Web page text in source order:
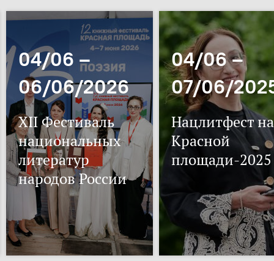
04/06 –
06/06/2026
XII Фестиваль
национальных
литератур
народов России
04/06 –
07/06/
Нацлитфест на
Красной
площади-2025